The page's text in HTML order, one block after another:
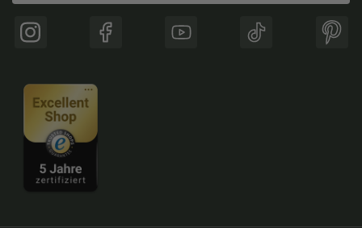
Instagram Facebook YouTube TikTok